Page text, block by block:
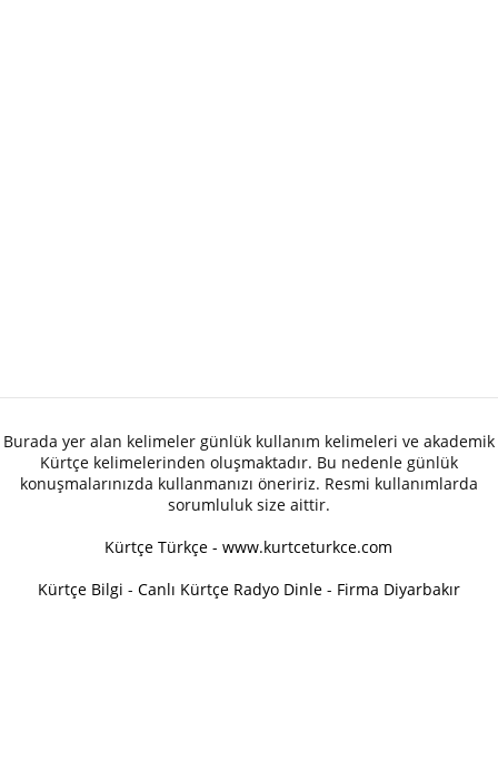
Burada yer alan kelimeler günlük kullanım kelimeleri ve akademik
Kürtçe kelimelerinden oluşmaktadır. Bu nedenle günlük
konuşmalarınızda kullanmanızı öneririz. Resmi kullanımlarda
sorumluluk size aittir.
Kürtçe Türkçe - www.kurtceturkce.com
Kürtçe Bilgi - Canlı Kürtçe Radyo Dinle - Firma Diyarbakır